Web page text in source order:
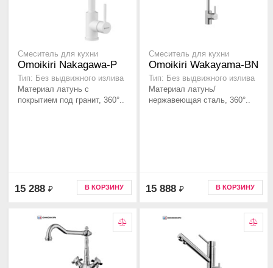
Смеситель для кухни
Omoikiri Nakagawa-P
Тип: Без выдвижного излива
Материал латунь с
покрытием под гранит, 360°..
15 288 ₽ В КОРЗИНУ
Смеситель для кухни
Omoikiri Wakayama-BN
Тип: Без выдвижного излива
Материал латунь/
нержавеющая сталь, 360°..
15 888 ₽ В КОРЗИНУ